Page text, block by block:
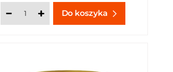
Do koszyka